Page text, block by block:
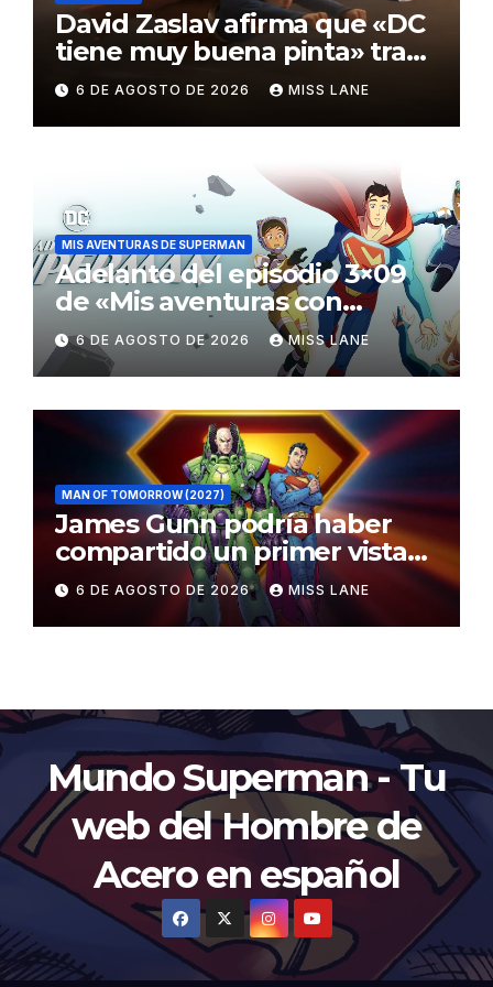
David Zaslav afirma que «DC
tiene muy buena pinta» tras
el fracaso de «Supergirl»
6 DE AGOSTO DE 2026 MISS LANE
MIS AVENTURAS DE SUPERMAN
Adelanto del episodio 3×09
de «Mis aventuras con
Superman»
6 DE AGOSTO DE 2026 MISS LANE
MAN OF TOMORROW (2027)
James Gunn podría haber
compartido un primer vistazo
al traje de Brainiac
6 DE AGOSTO DE 2026 MISS LANE
Mundo Superman - Tu
web del Hombre de
Acero en español